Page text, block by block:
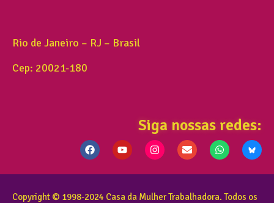
Rio de Janeiro – RJ – Brasil
Cep: 20021-180
Siga nossas redes:
Copyright © 1998-2024 Casa da Mulher Trabalhadora. Todos os